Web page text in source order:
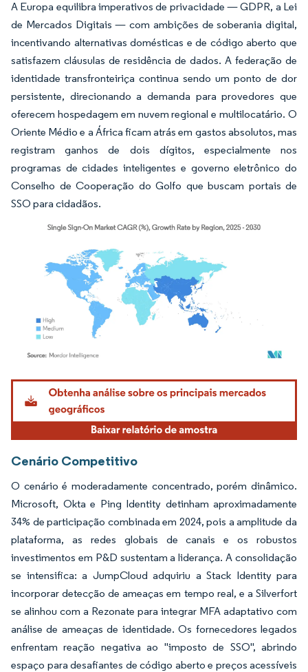
A Europa equilibra imperativos de privacidade — GDPR, a Lei
de Mercados Digitais — com ambições de soberania digital,
incentivando alternativas domésticas e de código aberto que
satisfazem cláusulas de residência de dados. A federação de
identidade transfronteiriça continua sendo um ponto de dor
persistente, direcionando a demanda para provedores que
oferecem hospedagem em nuvem regional e multilocatário. O
Oriente Médio e a África ficam atrás em gastos absolutos, mas
registram ganhos de dois dígitos, especialmente nos
programas de cidades inteligentes e governo eletrônico do
Conselho de Cooperação do Golfo que buscam portais de
SSO para cidadãos.
Imagem © Mordor Intelligence. O reuso requer atribuição conforme CC BY 4.0.
Cenário Competitivo
O cenário é moderadamente concentrado, porém dinâmico.
Microsoft, Okta e Ping Identity detinham aproximadamente
34% de participação combinada em 2024, pois a amplitude da
plataforma, as redes globais de canais e os robustos
investimentos em P&D sustentam a liderança. A consolidação
se intensifica: a JumpCloud adquiriu a Stack Identity para
incorporar detecção de ameaças em tempo real, e a Silverfort
se alinhou com a Rezonate para integrar MFA adaptativo com
análise de ameaças de identidade. Os fornecedores legados
enfrentam reação negativa ao "imposto de SSO", abrindo
espaço para desafiantes de código aberto e preços acessíveis